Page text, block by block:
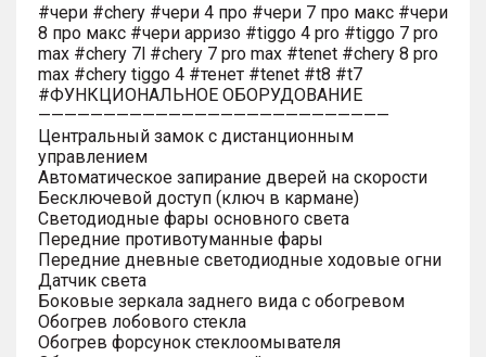
#чери #chery #чери 4 про #чери 7 про макс #чери
8 про макс #чери арризо #tiggo 4 pro #tiggo 7 pro
max #chery 7l #chery 7 pro max #tenet #chery 8 pro
max #chery tiggo 4 #тенет #tenet #t8 #t7
#ФУНКЦИОНАЛЬНОЕ ОБОРУДОВАНИЕ
———————————————————————————
Центральный замок с дистанционным
управлением
Автоматическое запирание дверей на скорости
Бесключевой доступ (ключ в кармане)
Светодиодные фары основного света
Передние противотуманные фары
Передние дневные светодиодные ходовые огни
Датчик света
Боковые зеркала заднего вида с обогревом
Обогрев лобового стекла
Обогрев форсунок стеклоомывателя